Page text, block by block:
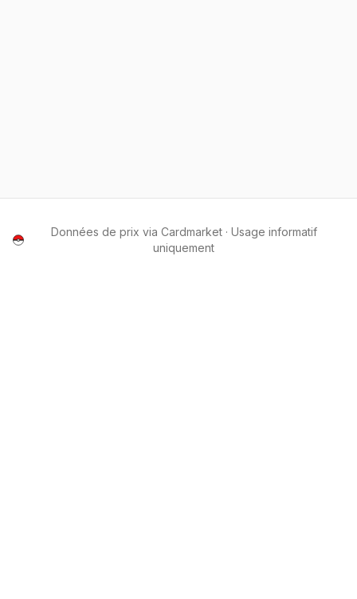
Données de prix via Cardmarket · Usage informatif
uniquement